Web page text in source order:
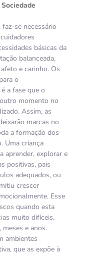
Sociedade
se necessário
básicas da
balanceada,
e carinho. Os
o
a fase que o
momento no
Assim, as
marcas no
a formação dos
Uma criança
aprender, explorar e
positivas, pais
adequados, ou
crescer
Esse
quando esta
muito difíceis,
e anos.
ambientes
que as expõe à